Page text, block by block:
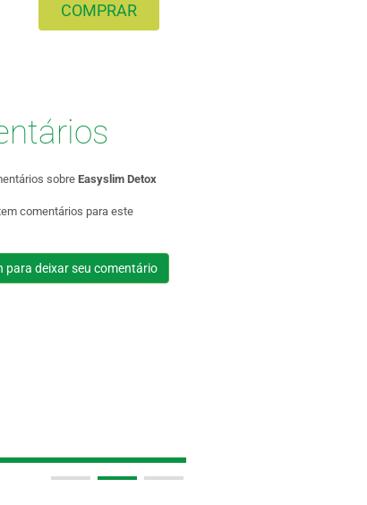
COMPRAR
sobre Easyslim Detox
comentários para este
para deixar seu comentário